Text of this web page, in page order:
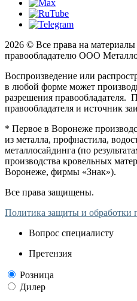
2026 © Все права на
правообладателю ООО
Воспроизведение или
в любой форме может
разрешения правообладателя.
правообладателя и источник
* Первое в Воронеже
из металла, профнастила,
металлосайдинга (по
производства кровельных
Воронеже, фирмы «Знак»).
Все права защищены.
Политика защиты и обработки
Вопрос специалисту
Претензия
Розница
Дилер